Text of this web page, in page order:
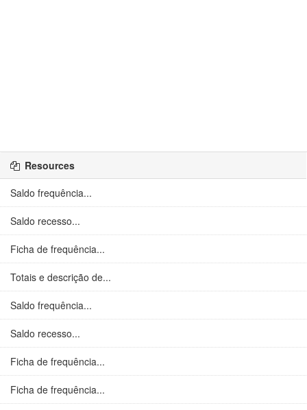
Resources
Saldo frequência...
Saldo recesso...
Ficha de frequência...
Totais e descrição de...
Saldo frequência...
Saldo recesso...
Ficha de frequência...
Ficha de frequência...